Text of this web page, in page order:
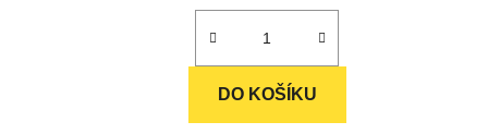
hvězdiček.
DO KOŠÍKU